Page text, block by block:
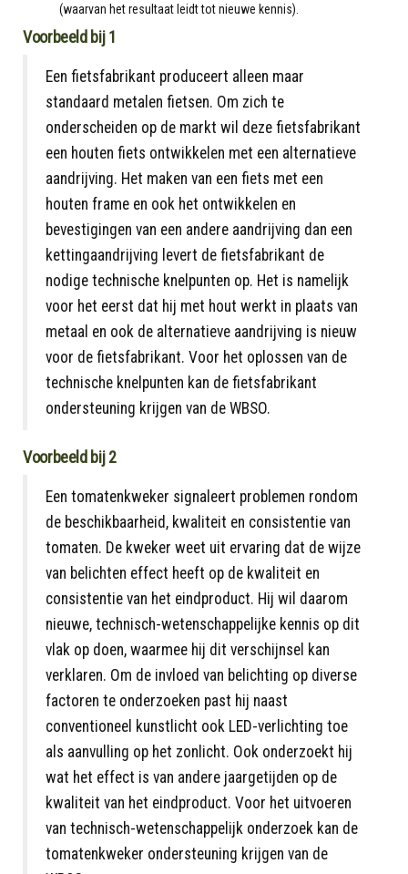
(waarvan het resultaat leidt tot nieuwe kennis).
Voorbeeld bij 1
Een fietsfabrikant produceert alleen maar
standaard metalen fietsen. Om zich te
onderscheiden op de markt wil deze fietsfabrikant
een houten fiets ontwikkelen met een alternatieve
aandrijving. Het maken van een fiets met een
houten frame en ook het ontwikkelen en
bevestigingen van een andere aandrijving dan een
kettingaandrijving levert de fietsfabrikant de
nodige technische knelpunten op. Het is namelijk
voor het eerst dat hij met hout werkt in plaats van
metaal en ook de alternatieve aandrijving is nieuw
voor de fietsfabrikant. Voor het oplossen van de
technische knelpunten kan de fietsfabrikant
ondersteuning krijgen van de WBSO.
Voorbeeld bij 2
Een tomatenkweker signaleert problemen rondom
de beschikbaarheid, kwaliteit en consistentie van
tomaten. De kweker weet uit ervaring dat de wijze
van belichten effect heeft op de kwaliteit en
consistentie van het eindproduct. Hij wil daarom
nieuwe, technisch-wetenschappelijke kennis op dit
vlak op doen, waarmee hij dit verschijnsel kan
verklaren. Om de invloed van belichting op diverse
factoren te onderzoeken past hij naast
conventioneel kunstlicht ook LED-verlichting toe
als aanvulling op het zonlicht. Ook onderzoekt hij
wat het effect is van andere jaargetijden op de
kwaliteit van het eindproduct. Voor het uitvoeren
van technisch-wetenschappelijk onderzoek kan de
tomatenkweker ondersteuning krijgen van de